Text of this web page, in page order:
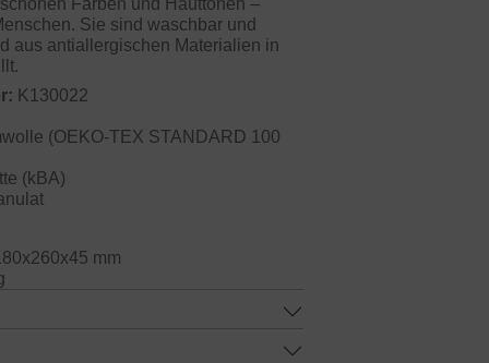
Farben und Hauttönen –
Sie sind waschbar und
aus antiallergischen Materialien in
K130022
(OEKO-TEX STANDARD 100
(kBA)
mm